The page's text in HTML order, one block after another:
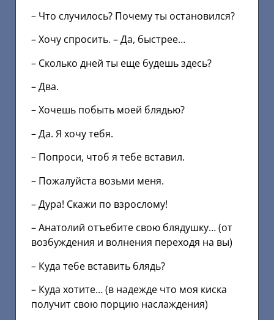
– Что случилось? Почему ты остановился?
– Хочу спросить. – Да, быстрее…
– Сколько дней ты еще будешь здесь?
– Два.
– Хочешь побыть моей блядью?
– Да. Я хочу тебя.
– Попроси, чтоб я тебе вставил.
– Пожалуйста возьми меня.
– Дура! Скажи по взрослому!
– Анатолий отъебите свою блядушку… (от
возбуждения и волнения переходя на вы)
– Куда тебе вставить блядь?
– Куда хотите… (в надежде что моя киска
получит свою порцию наслаждения)